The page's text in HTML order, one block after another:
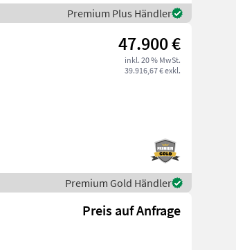
Premium Plus Händler
47.900 €
inkl. 20 % MwSt.
39.916,67 € exkl.
Premium Gold Händler
Preis auf Anfrage